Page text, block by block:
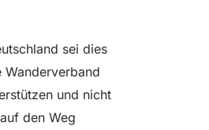
sei dies
Wanderverband
und nicht
den Weg